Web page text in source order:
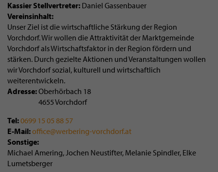
Kassier Stellvertreter Daniel Gassenbauer
Vereinsinhalt
Unser Ziel ist die wirtschaftliche Stärkung der Region
Vorchdorf. Wir wollen die Attraktivität der Marktgemeinde
Vorchdorf als Wirtschaftsfaktor in der Region fördern und
stärken. Durch gezielte Aktionen und Veranstaltungen wollen
wir Vorchdorf sozial, kulturell und wirtschaftlich
weiterentwickeln.
Adresse Oberhörbach 18
4655Vorchdorf
Tel 0699 15 05 88 57
E-Mail office@werbering-vorchdorf.at
Sonstige
Michael Amering, Jochen Neustifter, Melanie Spindler, Elke
Lumetsberger